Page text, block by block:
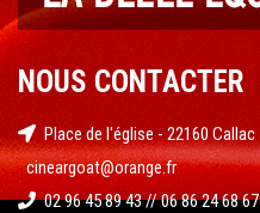
NOUS CONTACTER
Place de l'église - 22160 Callac
cineargoat@orange.fr
02 96 45 89 43 // 06 86 24 68 67